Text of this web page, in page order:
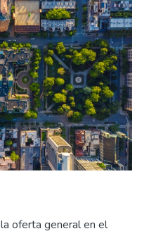
oferta general en el